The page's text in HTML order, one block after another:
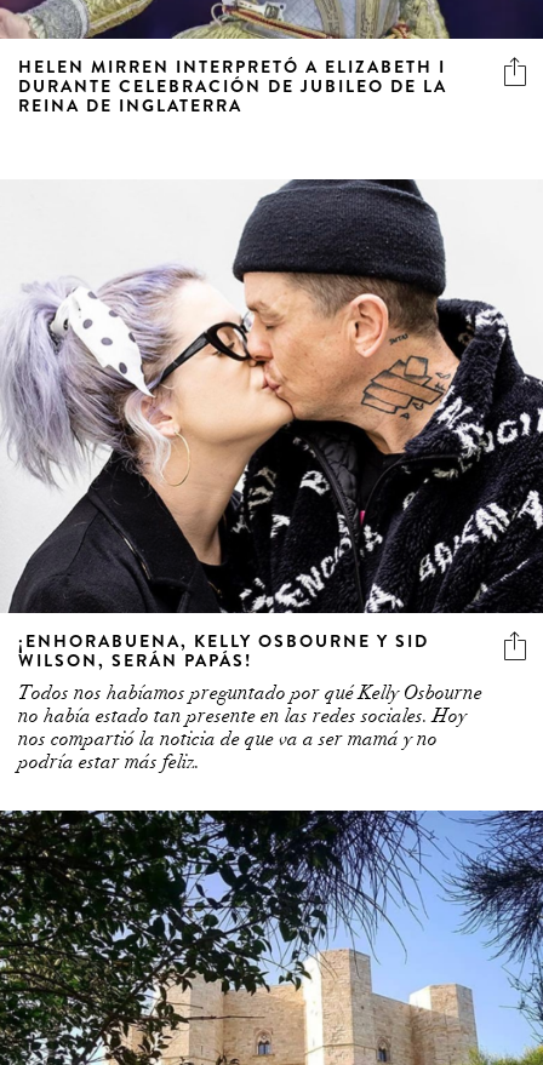
HELEN MIRREN INTERPRETÓ A ELIZABETH I
DURANTE CELEBRACIÓN DE JUBILEO DE LA
REINA DE INGLATERRA
¡ENHORABUENA, KELLY OSBOURNE Y SID
WILSON, SERÁN PAPÁS!
Todos nos habíamos preguntado por qué Kelly Osbourne
no había estado tan presente en las redes sociales. Hoy
nos compartió la noticia de que va a ser mamá y no
podría estar más feliz.